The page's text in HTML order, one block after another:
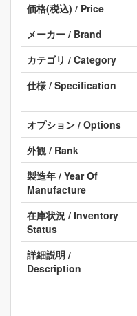
価格(税込) / Price
メーカー / Brand
カテゴリ / Category
仕様 / Specification
オプション / Options
外観 / Rank
製造年 / Year Of
Manufacture
在庫状況 / Inventory
Status
詳細説明 /
Description